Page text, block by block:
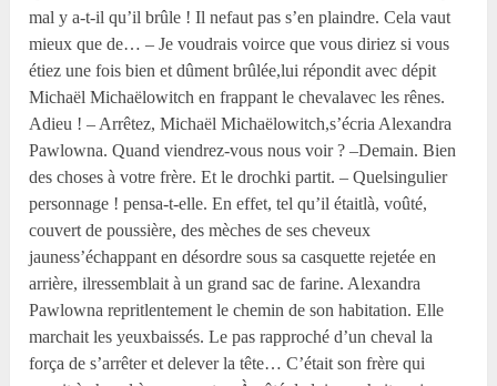
mal y a-t-il qu’il brûle ! Il nefaut pas s’en plaindre. Cela vaut
mieux que de… – Je voudrais voirce que vous diriez si vous
étiez une fois bien et dûment brûlée,lui répondit avec dépit
Michaël Michaëlowitch en frappant le chevalavec les rênes.
Adieu ! – Arrêtez, Michaël Michaëlowitch,s’écria Alexandra
Pawlowna. Quand viendrez-vous nous voir ? –Demain. Bien
des choses à votre frère. Et le drochki partit. – Quelsingulier
personnage ! pensa-t-elle. En effet, tel qu’il étaitlà, voûté,
couvert de poussière, des mèches de ses cheveux
jauness’échappant en désordre sous sa casquette rejetée en
arrière, ilressemblait à un grand sac de farine. Alexandra
Pawlowna repritlentement le chemin de son habitation. Elle
marchait les yeuxbaissés. Le pas rapproché d’un cheval la
força de s’arrêter et delever la tête… C’était son frère qui